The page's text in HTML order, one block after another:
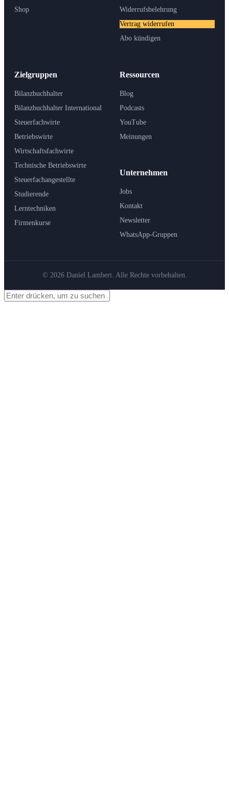
Shop
Zielgruppen
Bilanzbuchhalter
Bilanzbuchhalter International
Steuerfachwirte
Betriebswirte
Wirtschaftsfachwirte
Technische Betriebswirte
Steuerfachangestellte
Studierende
Lerntechniken
Firmenkurse
Ressourcen
Blog
Podcasts
YouTube
Meinungen
Unternehmen
Jobs
Kontakt
Newsletter
WhatsApp-Gruppen
Widerrufsbelehrung
Vertrag widerrufen
Abo kündigen
© 2026 Daniel Lambert. Alle Rechte vorbehalten.